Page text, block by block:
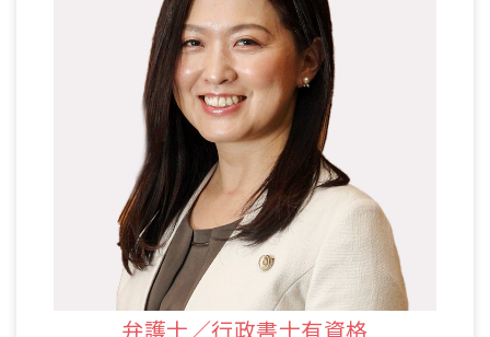
弁護士／行政書士有資格